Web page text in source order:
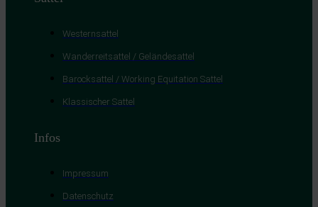
Westernsattel
Wanderreitsattel / Geländesattel
Barocksattel / Working Equitation Sattel
Klassischer Sattel
Infos
Impressum
Datenschutz